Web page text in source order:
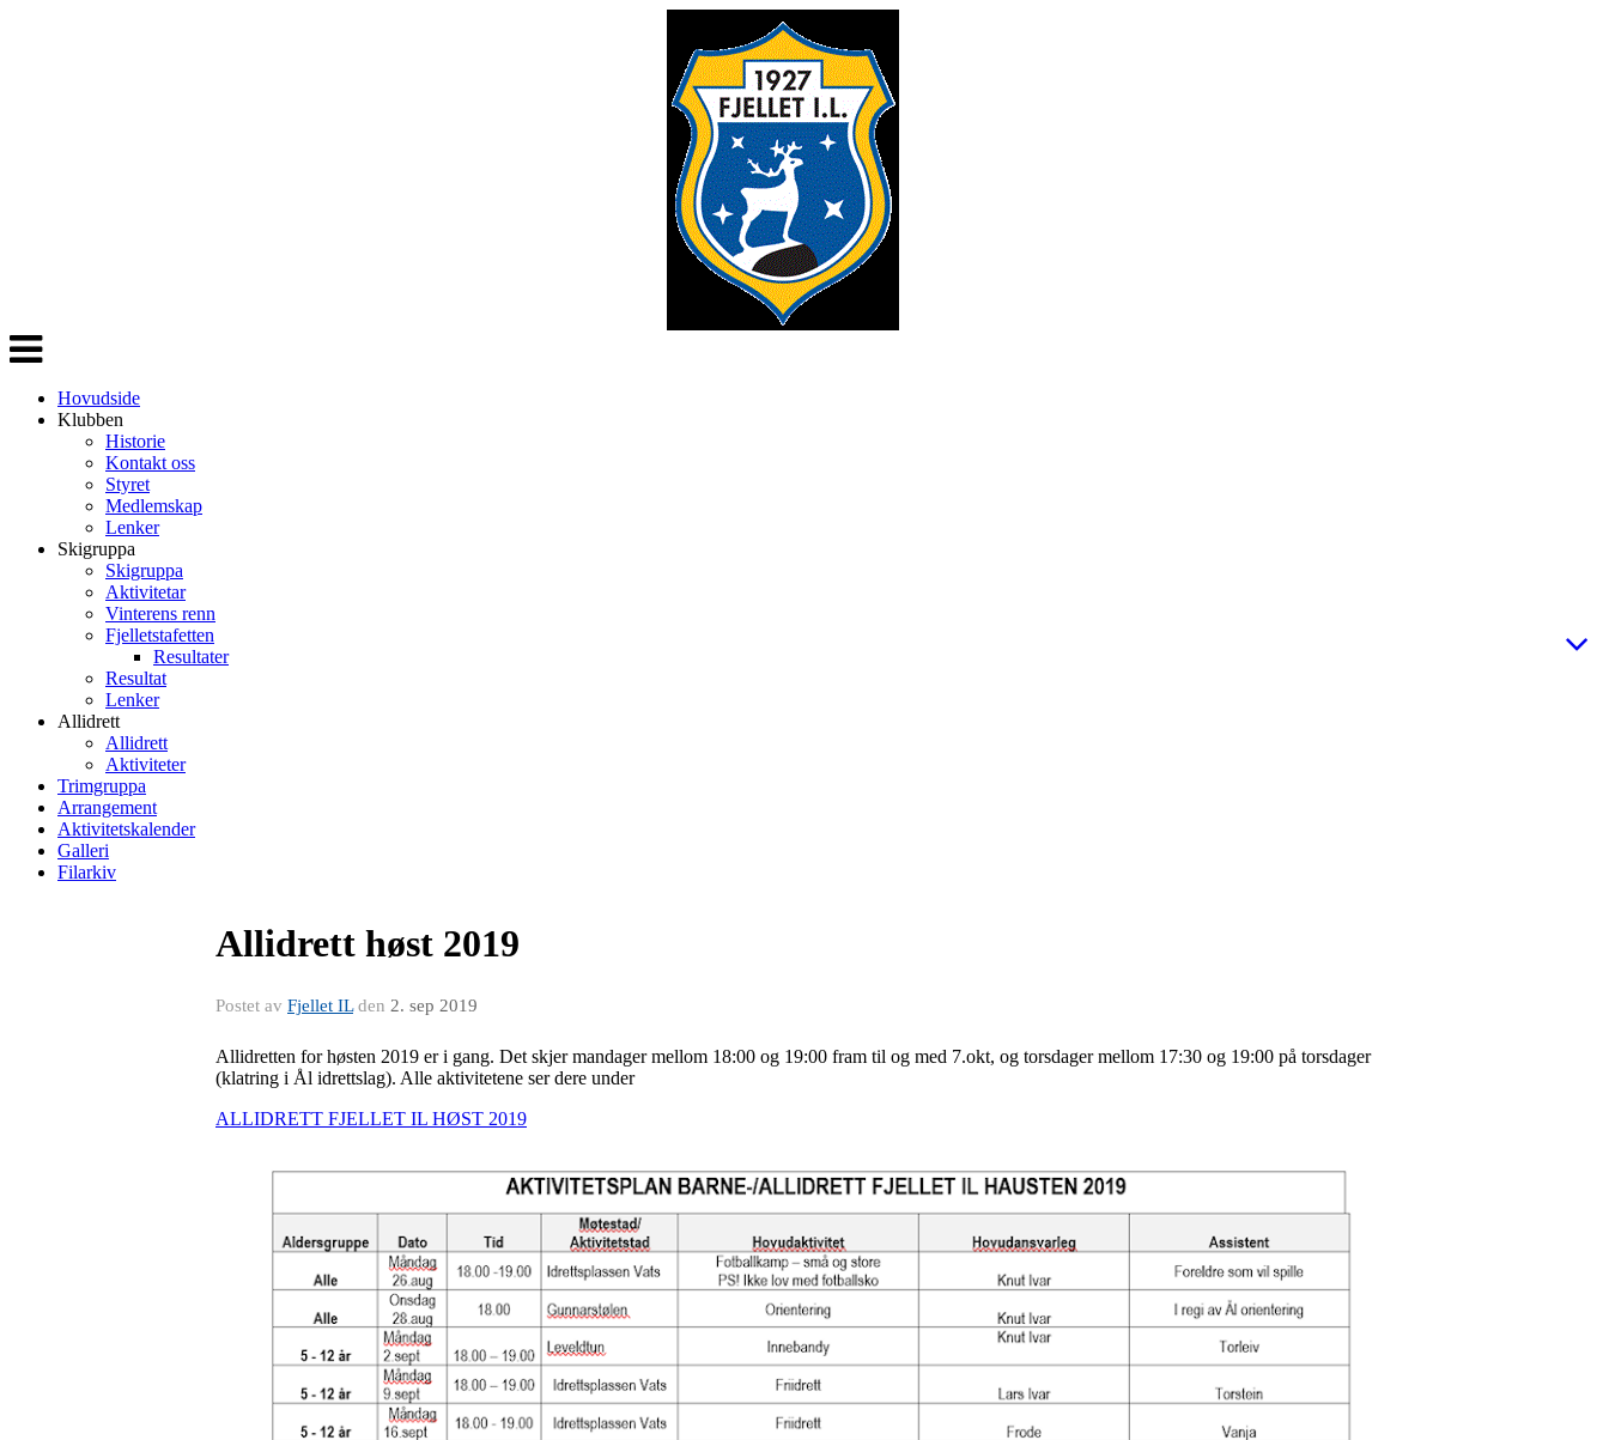
Veksle
navigasjon
Hovudside
Klubben
Historie
Kontakt oss
Styret
Medlemskap
Lenker
Skigruppa
Skigruppa
Aktivitetar
Vinterens renn
Fjelletstafetten
Resultater
Resultat
Lenker
Allidrett
Allidrett
Aktiviteter
Trimgruppa
Arrangement
Aktivitetskalender
Galleri
Filarkiv
Allidrett høst 2019
Postet av Fjellet ILden 2. sep 2019
Allidretten for høsten 2019 er i gang. Det skjer mandager mellom 18:00 og 19:00 fram til og med 7.okt, og torsdager mellom 17:30 og 19:00 på torsdager
(klatring i Ål idrettslag). Alle aktivitetene ser dere under
ALLIDRETT FJELLET IL HØST 2019